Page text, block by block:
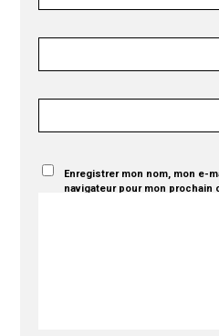
Enregistrer mon nom, mon e-
navigateur pour mon prochain